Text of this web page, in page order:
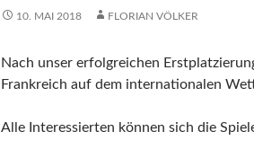
10. MAI 2018 FLORIAN VÖLKER
Nach unser erfolgreichen
Frankreich auf dem internationalen
Alle Interessierten können sich die